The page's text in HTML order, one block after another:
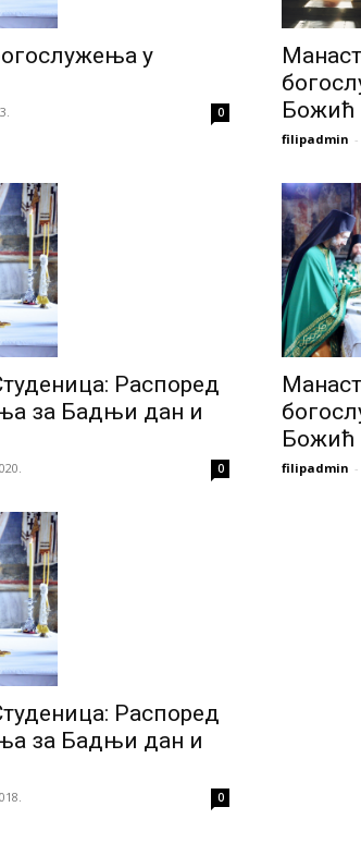
у
0
Божић
filipadmin -
Распоред
за Бадњи дан и
0
Божић
filipadmin -
Распоред
за Бадњи дан и
0